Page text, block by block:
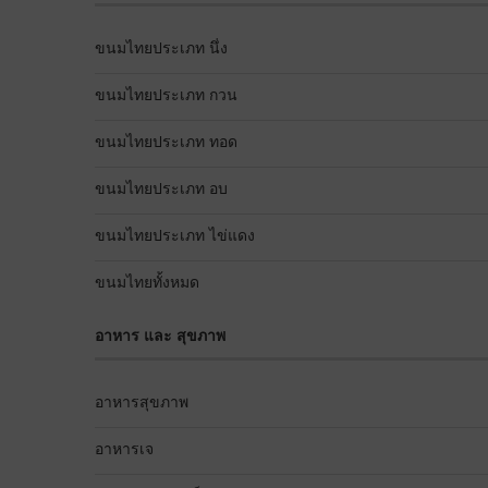
ขนมไทยประเภท นึ่ง
ขนมไทยประเภท กวน
ขนมไทยประเภท ทอด
ขนมไทยประเภท อบ
ขนมไทยประเภท ไข่แดง
ขนมไทยทั้งหมด
อาหาร และ สุขภาพ
อาหารสุขภาพ
อาหารเจ